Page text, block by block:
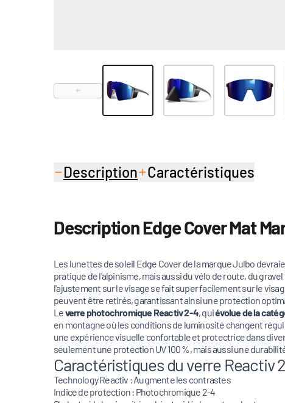
Description Caractéristiques
Description Edge Cover Mat
Les lunettes de soleil Edge Cover de la marque Julbo
pratique de l'alpinisme, mais aussi du vélo de route, du
l'ajustement sur le visage se fait super facilement sur le
peuvent être retirés, garantissant ainsi une protection
Leverre photochromique Reactiv 2-4, quiévolue de la
en montagne où les conditions de luminosité changent
une expérience visuelle confortable et protectrice dans
seulement une protection UV 100 %, mais aussi une
Caractéristiques du verre Reactiv
Technology Reactiv : Augmente les contrastes
Indice de protection : Photochromique 2-4